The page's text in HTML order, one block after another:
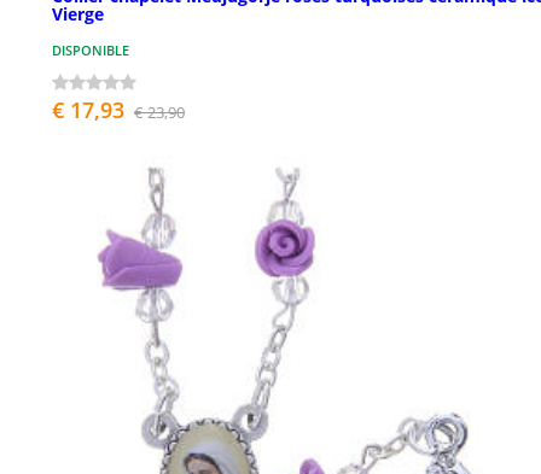
Vierge
DISPONIBLE
€ 17,93 € 23,90